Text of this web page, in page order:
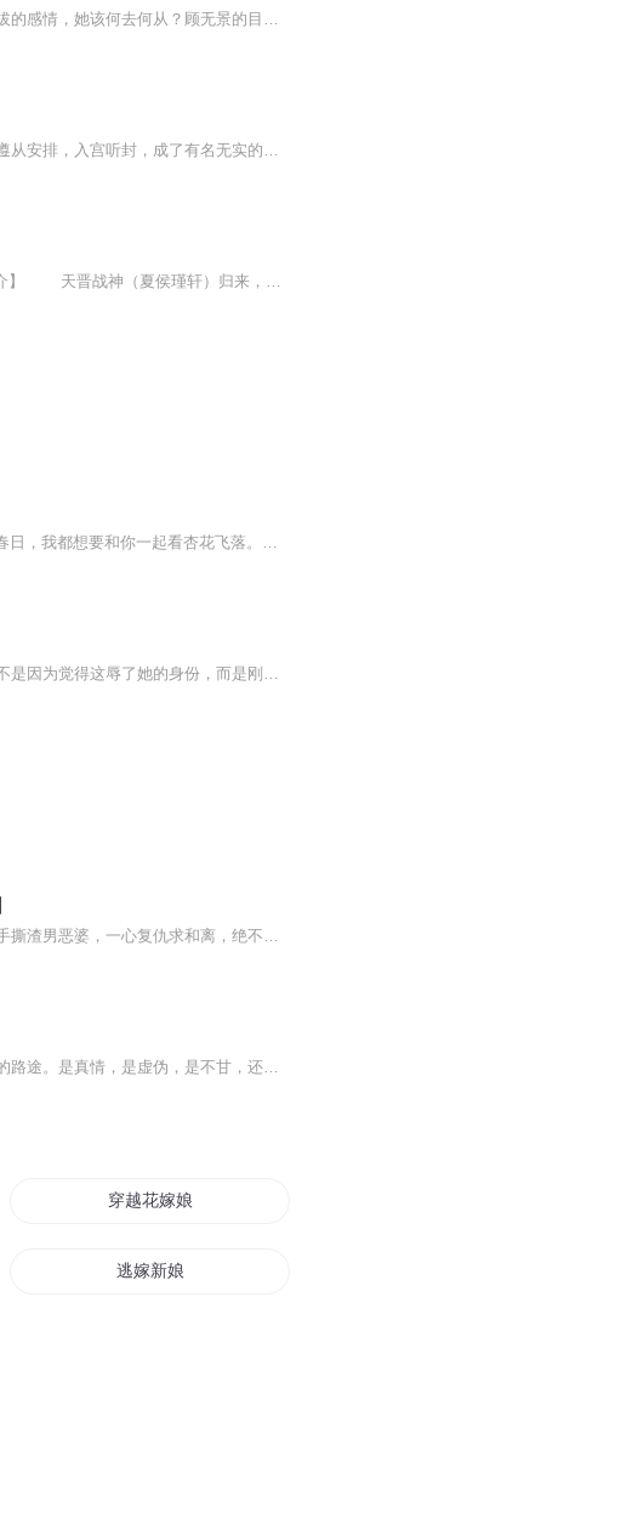
那个曾经给她许下一世承诺的男人，确在她进宫后，一切都变了！一段无法自拔的感情，她该何去何从？顾无景的目光牢牢的锁在谢泊烟的脸上，嘴角，带上了淡淡的苦笑，“阿烟，孤做不到！” 一开始，参与朝政，成为手揽大权的摄政王是因为她。 再后来，不顾骂...
他们本是青梅竹马，两小无猜。奈何造化弄人，为了保全家族利益，她不得不遵从安排，入宫听封，成了有名无实的太后娘娘。而他，背负杀母血仇，一路披荆斩棘，一跃成为皇帝都忌惮摄政王。身份的悬殊，立场的对立。这对昔日的恋人又该何去何从？
稳定日更5集，不定期爆更，AI主播良心又迷人，订阅追更不迷路！ 【内容简介】 天晋战神（夏侯瑾轩）归来，偶遇杀手皇后（宁为璇），幼年时一面倾心，再见时一眼倾情，在他的强烈攻势下，他成功的挑起了她的好奇心。 红墙之内的地下恋情该何去何...
谢泊烟：“顾无景，你就是个傻子，天底下最大的傻子。”“我说，今后的每一个春日，我都想要和你一起看杏花飞落。顾无景，你说过，若是古树不灵，还有你，你一定会替我实现的，你不可以食言，绝对不可以食言！”顾无景：“阿烟，对不起，这辈子，孤要食言...
谢泊烟接过顾无景命人送来的侍女衣裙的时候，指尖都有些忍不住的颤抖。倒不是因为觉得这辱了她的身份，而是刚才，顾无景那样冰冷的眼神和语气，让她的心中忍不住阵阵刺痛。换上衣服，谢泊烟随意的挽了一个发髻。看着铜镜中的自己，谢泊烟很清楚，碧玉石在...
内容简介长歌县主宋昭歌前世错付渣男，惨遭家破人亡。重生后她锋芒尽露，手撕渣男恶婆，一心复仇求和离，绝不恋爱脑。现代精英韩末魂穿成落魄皇子，凭谋略夺嫡登基，腹黑狠绝，却独独痴迷清醒飒爽的宋昭歌。一纸婚约，她日日闹和离，他次次强挽留。两人强...
在皇权和乱世背景下，错过的爱情，权力的游戏！瞬息万变的环境，危机四伏的路途。是真情，是虚伪，是不甘，还是骗局？尔虞我诈加上复仇的火焰，摄政王自私而蛮横不讲理的爱，最终能抱得美人归吗？一段凄美的爱情故事等你倾听！
穿越花嫁娘
逃嫁新娘